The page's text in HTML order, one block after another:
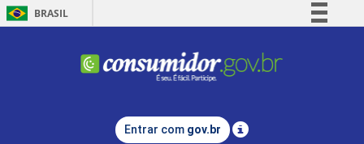
BRASIL
Comunica BR
Legislação
Entrar com gov.br